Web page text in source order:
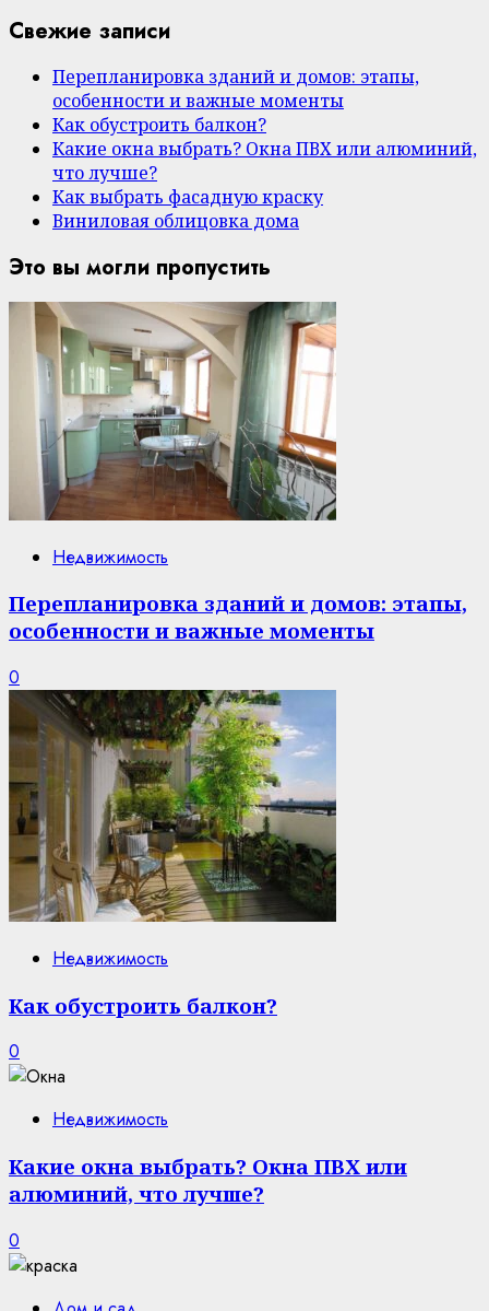
Свежие записи
Перепланировка зданий и домов: этапы,
особенности и важные моменты
Как обустроить балкон?
Какие окна выбрать? Окна ПВХ или алюминий,
что лучше?
Как выбрать фасадную краску
Виниловая облицовка дома
Это вы могли пропустить
Недвижимость
Перепланировка зданий и домов: этапы,
особенности и важные моменты
0
Недвижимость
Как обустроить балкон?
0
Недвижимость
Какие окна выбрать? Окна ПВХ или
алюминий, что лучше?
0